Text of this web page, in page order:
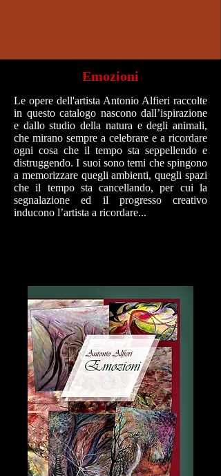
Emozioni
Le opere dell'artista Antonio Alfieri raccolte
in questo catalogo nascono dall’ispirazione
e dallo studio della natura e degli animali,
che mirano sempre a celebrare e a ricordare
ogni cosa che il tempo sta seppellendo e
distruggendo. I suoi sono temi che spingono
a memorizzare quegli ambienti, quegli spazi
che il tempo sta cancellando, per cui la
segnalazione ed il progresso creativo
inducono l’artista a ricordare...